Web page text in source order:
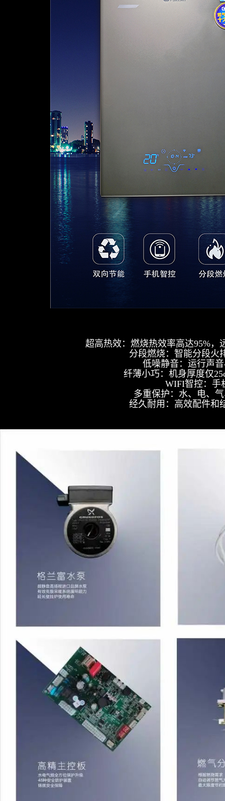
超高热效：燃烧热效率高达95%，
分段燃烧：智能分段火
低噪静音：运行声
纤薄小巧：机身厚度仅
WIFI智控：手
多重保护：水、电、
经久耐用：高效配件和